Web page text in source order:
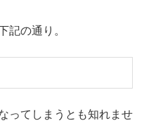
記の通り。
ってしまうとも知れませ